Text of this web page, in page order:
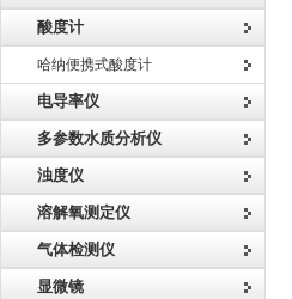
酸度计
哈纳便携式酸度计
电导率仪
多参数水质分析仪
浊度仪
溶解氧测定仪
气体检测仪
显微镜